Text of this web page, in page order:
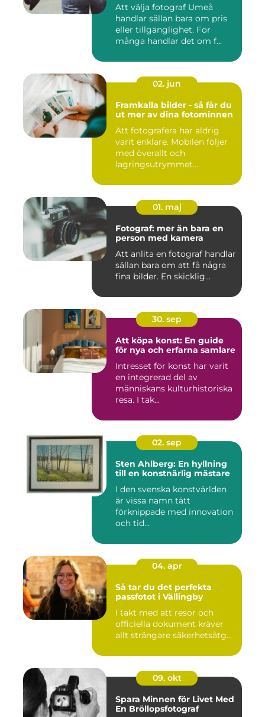
Att välja fotograf Umeå
handlar sällan bara om pris
eller tillgänglighet. För
många handlar det om f...
02. jun
Framkalla bilder - så får du
ut mer av dina fotominnen
Att fotografera har aldrig
varit enklare. Mobilen följer
med överallt och
lagringsutrymmet...
01. maj
Fotograf: mer än bara en
person med kamera
Att anlita en fotograf handlar
sällan bara om att få några
fina bilder. En skicklig...
30. sep
Att köpa konst: En guide
för nya och erfarna samlare
Intresset för konst har varit
en integrerad del av
människans kulturhistoriska
resa. I tak...
02. sep
Sten Ahlberg: En hyllning
till en konstnärlig mästare
I den svenska konstvärlden
är vissa namn tätt
förknippade med innovation
och tid...
04. apr
Så tar du det perfekta
passfotot i Vällingby
I takt med att resor och
officiella dokument kräver
allt strängare säkerhetsåtg...
09. okt
Spara Minnen för Livet Med
En Bröllopsfotograf